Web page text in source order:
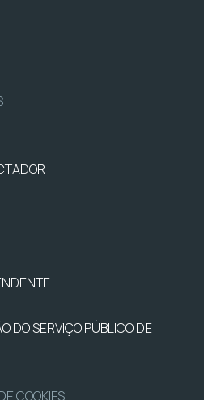
DO SERVIÇO PÚBLICO DE
COOKIES